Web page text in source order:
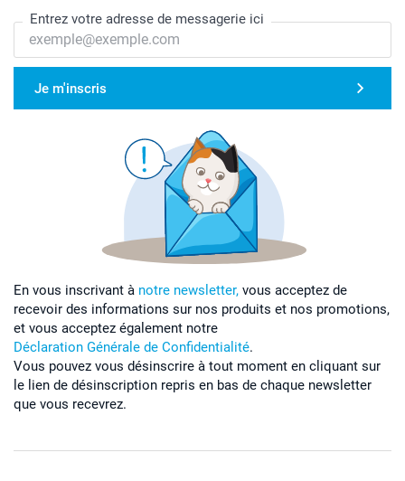
Entrez votre adresse de messagerie ici
Je m'inscris
En vous inscrivant à notre newsletter, vous acceptez de
recevoir des informations sur nos produits et nos promotions,
et vous acceptez également notre
Déclaration Générale de Confidentialité.
Vous pouvez vous désinscrire à tout moment en cliquant sur
le lien de désinscription repris en bas de chaque newsletter
que vous recevrez.